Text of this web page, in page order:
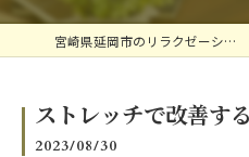
宮崎県延岡市のリラクゼーションならアロマルームエナジー
ストレッチで改善す
2023/08/30